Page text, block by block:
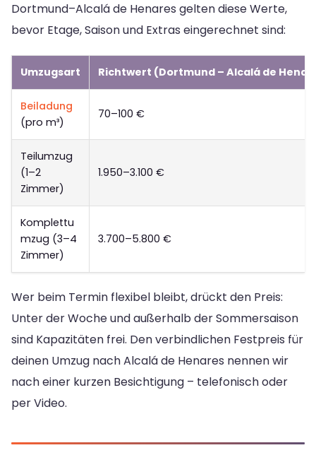
Dortmund–Alcalá de Henares gelten diese Werte,
bevor Etage, Saison und Extras eingerechnet sind:
Umzugsart Richtwert (Dortmund – Alcalá de
Beiladung
(pro m³)
70–100 €
Teilumzug
(1–2
Zimmer)
1.950–3.100 €
Komplettu
mzug (3–4
Zimmer)
3.700–5.800 €
Wer beim Termin flexibel bleibt, drückt den Preis:
Unter der Woche und außerhalb der Sommersaison
sind Kapazitäten frei. Den verbindlichen Festpreis für
deinen Umzug nach Alcalá de Henares nennen wir
nach einer kurzen Besichtigung – telefonisch oder
per Video.